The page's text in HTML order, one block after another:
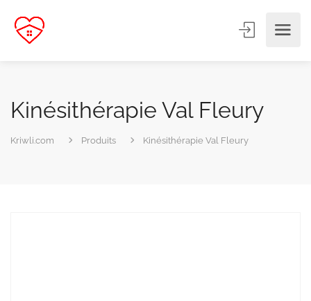
Kinésithérapie Val Fleury
Kriwli.com Produits Kinésithérapie Val Fleury